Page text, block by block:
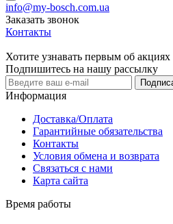
info@my-bosch.com.ua
Заказать звонок
Контакты
Хотите узнавать первым об акциях
Подпишитесь на нашу рассылку
Информация
Доставка/Оплата
Гарантийные обязательства
Контакты
Условия обмена и возврата
Связаться с нами
Карта сайта
Время работы